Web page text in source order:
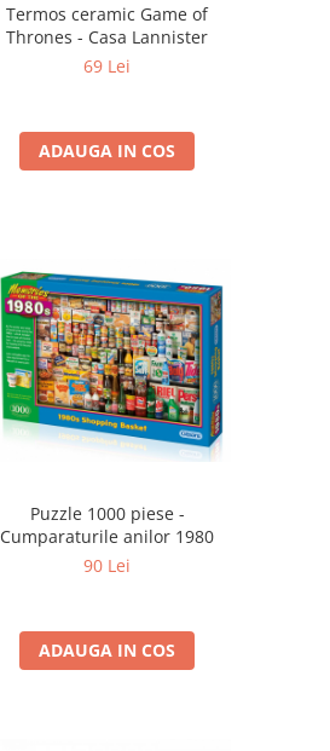
Termos ceramic Game of
Thrones - Casa Lannister
69 Lei
ADAUGA IN COS
Puzzle 1000 piese -
Cumparaturile anilor 1980
90 Lei
ADAUGA IN COS